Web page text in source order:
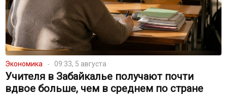
Экономика 09:33, 5 августа
Учителя в Забайкалье получают почти
вдвое больше, чем в среднем по стране